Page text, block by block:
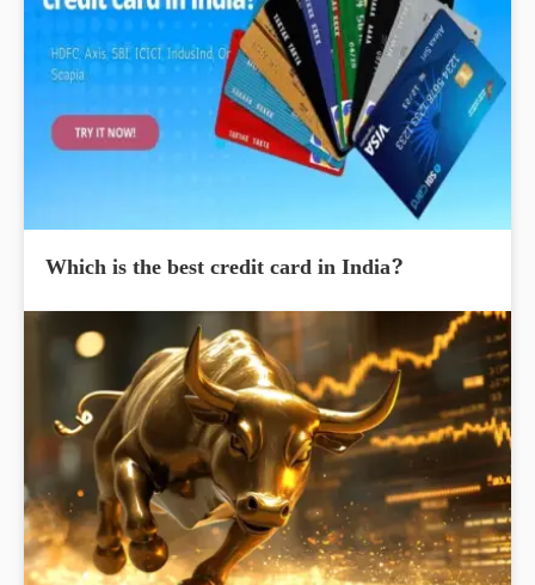
Which is the best credit card in India?